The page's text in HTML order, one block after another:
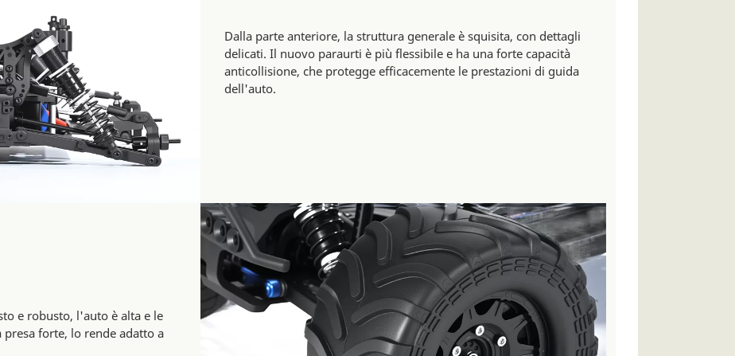
Dalla parte anteriore, la struttura generale è squisita, con dettagli
delicati. Il nuovo paraurti è più flessibile e ha una forte capacità
anticollisione, che protegge efficacemente le prestazioni di guida
dell'auto.
e robusto, l'auto è alta e le
forte, lo rende adatto a